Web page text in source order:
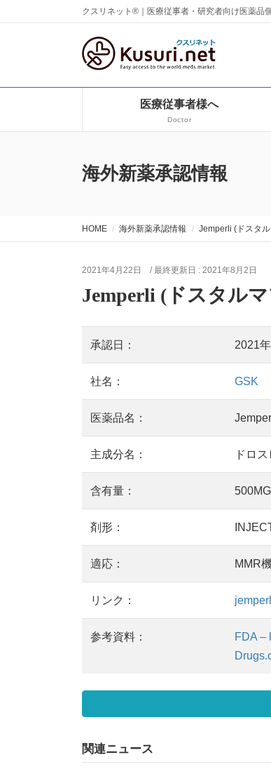
クスリネット®｜医療従事者・研究者向け医薬品
医療従事者様へ
Doctor
海外新薬承認情報
HOME 海外新薬承認情報 Jemperli (ドスタ
2021年4月22日 / 最終更新日 : 2021年8月2日
Jemperli (ドスタル
承認日： 2021
社名： GSK
医薬品名：
主成分名： ドロ
含有量：
剤形：
適応： MMR
リンク：
参考資料：
FDA –
関連ニュース